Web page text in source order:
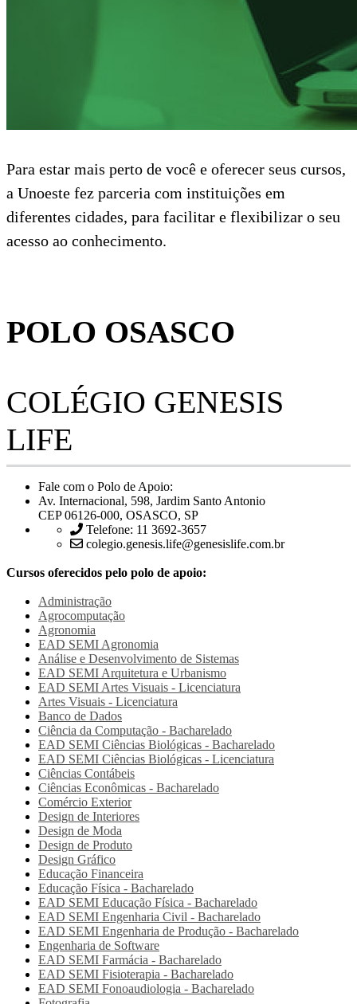
Para estar mais perto de você e oferecer seus cursos,
a Unoeste fez parceria com instituições em
diferentes cidades, para facilitar e flexibilizar o seu
acesso ao conhecimento.
POLO OSASCO
COLÉGIO GENESIS
LIFE
Fale com o Polo de Apoio:
Av. Internacional, 598, Jardim Santo Antonio
CEP 06126-000, OSASCO, SP
Telefone: 11 3692-3657
colegio.genesis.life@genesislife.com.br
Cursos oferecidos pelo polo de apoio:
Administração
Agrocomputação
Agronomia
EAD SEMI Agronomia
Análise e Desenvolvimento de Sistemas
EAD SEMI Arquitetura e Urbanismo
EAD SEMI Artes Visuais - Licenciatura
Artes Visuais - Licenciatura
Banco de Dados
Ciência da Computação - Bacharelado
EAD SEMI Ciências Biológicas - Bacharelado
EAD SEMI Ciências Biológicas - Licenciatura
Ciências Contábeis
Ciências Econômicas - Bacharelado
Comércio Exterior
Design de Interiores
Design de Moda
Design de Produto
Design Gráfico
Educação Financeira
Educação Física - Bacharelado
EAD SEMI Educação Física - Bacharelado
EAD SEMI Engenharia Civil - Bacharelado
EAD SEMI Engenharia de Produção - Bacharelado
Engenharia de Software
EAD SEMI Farmácia - Bacharelado
EAD SEMI Fisioterapia - Bacharelado
EAD SEMI Fonoaudiologia - Bacharelado